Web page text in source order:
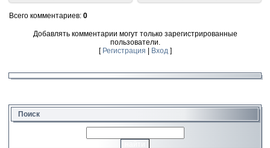
Всего комментариев: 0
Добавлять комментарии могут только зарегистрированные
пользователи.
[ Регистрация | Вход ]
Поиск